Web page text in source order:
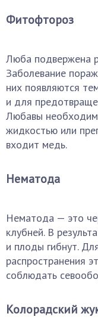
Фитофтороз
Люба подвержена
Заболевание
них появляются
и для
Любавы
жидкостью или
входит медь.
Нематода
Нематода — это
клубней. В
и плоды гибнут.
распространения
соблюдать
Колорадский